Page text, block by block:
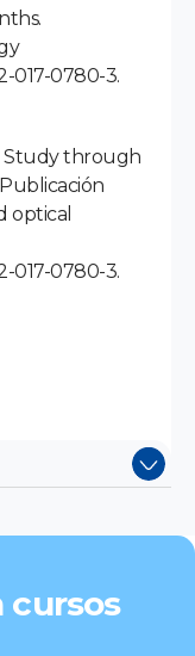
017-0780-3.
Study through
optical
017-0780-3.
cursos